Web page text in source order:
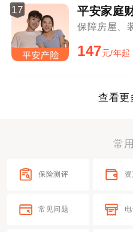
17 平安家庭
保障房屋、
147元/年起
查看更
常
保险测评
常见问题